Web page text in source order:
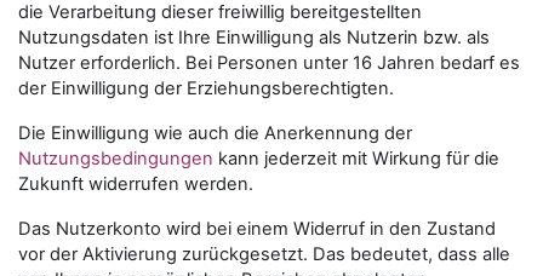
die Verarbeitung dieser freiwillig bereitgestellten
Nutzungsdaten ist Ihre Einwilligung als Nutzerin bzw. als
Nutzer erforderlich. Bei Personen unter 16 Jahren bedarf es
der Einwilligung der Erziehungsberechtigten.
Die Einwilligung wie auch die Anerkennung der
Nutzungsbedingungen kann jederzeit mit Wirkung für die
Zukunft widerrufen werden.
Das Nutzerkonto wird bei einem Widerruf in den Zustand
vor der Aktivierung zurückgesetzt. Das bedeutet, dass alle